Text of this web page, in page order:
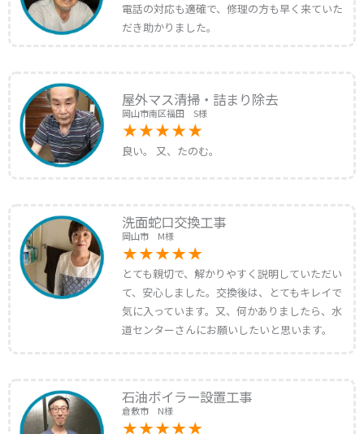
電話の対応も適確で、修理の方も早く来ていた
だき助かりました。
屋外マス清掃・詰まり除去
岡山市南区福田 S様
良い。 又、たのむ。
洗面蛇口交換工事
岡山市 M様
とても親切で、解かりやすく説明していただい
て、安心しました。交換後は、とてもキレイで
気に入っています。又、何かありましたら、水
道センターさんにお願いしたいと思います。
石油ボイラー設置工事
倉敷市 N様